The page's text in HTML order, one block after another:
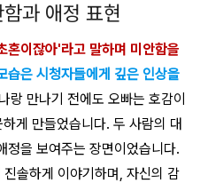
과 애정 표현
혼이잖아'라고 말하며 미안함을
습은 시청자들에게 깊은 인상을
랑 만나기 전에도 오빠는 호감이
게 만들었습니다. 두 사람의 대
정을 보여주는 장면이었습니다.
솔하게 이야기하며, 자신의 감